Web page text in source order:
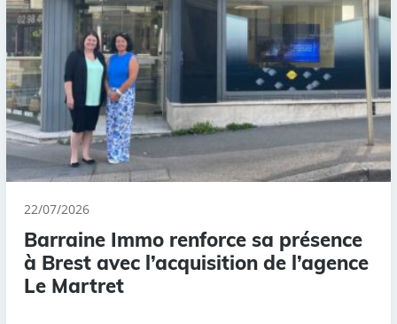
22/07/2026
Barraine Immo renforce sa présence
à Brest avec l’acquisition de l’agence
Le Martret